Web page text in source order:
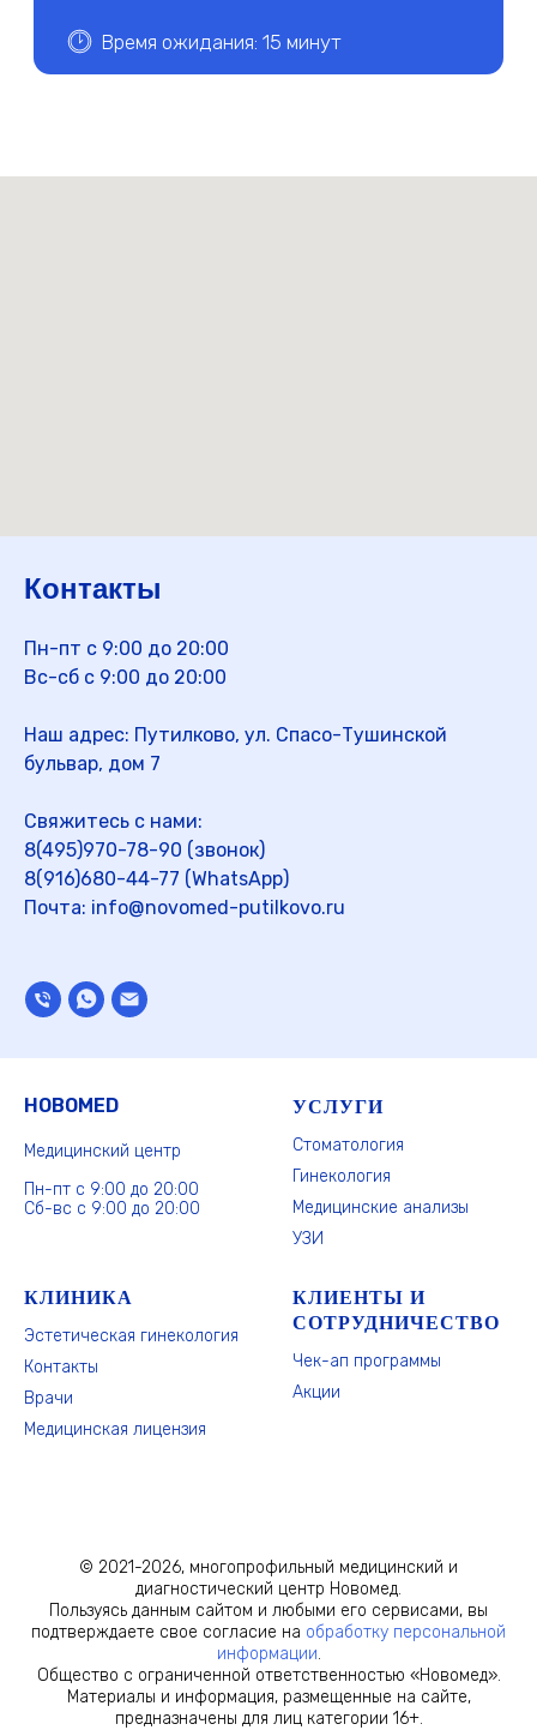
Контакты
Пн-пт с 9:00 до 20:00
Вс-сб с 9:00 до 20:00
Наш адрес: Путилково, ул. Спасо-Тушинской
бульвар, дом 7
Свяжитесь с нами:
8(495)970-78-90 (звонок)
8(916)680-44-77 (WhatsApp)
Почта: info@novomed-putilkovo.ru
НОВОМЕD
Медицинский центр
Пн-пт с 9:00 до 20:00
Сб-вс с 9:00 до 20:00
УСЛУГИ
Стоматология
Гинекология
Медицинские анализы
УЗИ
КЛИНИКА
Эстетическая гинекология
Контакты
Врачи
Медицинская лицензия
КЛИЕНТЫ И
СОТРУДНИЧЕСТВО
Чек-ап программы
Акции
© 2021-2026, многопрофильный медицинский и
диагностический центр Новомед.
Пользуясь данным сайтом и любыми его сервисами, вы
подтверждаете свое согласие на обработку персональной
информации.
Общество с ограниченной ответственностью «Новомед».
Материалы и информация, размещенные на сайте,
предназначены для лиц категории 16+.